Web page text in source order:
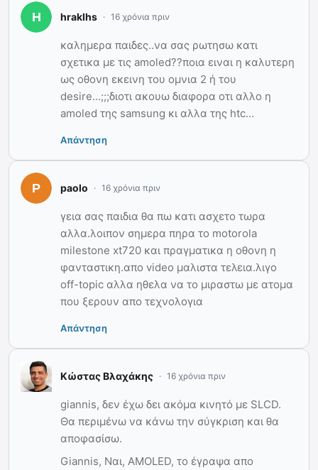
hraklhs 16 χρόνια πριν
καλημερα παιδες..να σας ρωτησω κατι
σχετικα με τις amoled??ποια ειναι η καλυτερη
ως οθονη εκεινη του ομνια 2 ή του
desire…;;;διοτι ακουω διαφορα οτι αλλο η
amoled της samsung κι αλλα της htc…
Απάντηση
paolo 16 χρόνια πριν
γεια σας παιδια θα πω κατι ασχετο τωρα
αλλα.λοιπον σημερα πηρα το motorola
milestone xt720 και πραγματικα η οθονη η
φανταστικη.απο video μαλιστα τελεια.λιγο
off-topic αλλα ηθελα να το μιραστω με ατομα
που ξερουν απο τεχνολογια
Απάντηση
Κώστας Βλαχάκης 16 χρόνια πριν
giannis, δεν έχω δει ακόμα κινητό με SLCD.
Θα περιμένω να κάνω την σύγκριση και θα
αποφασίσω.
Giannis, Ναι, AMOLED, το έγραψα απο